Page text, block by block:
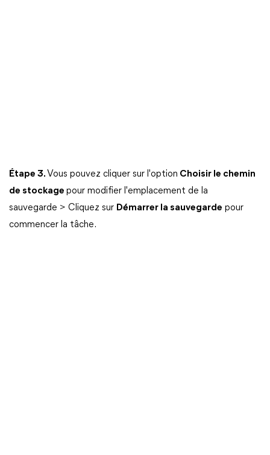
Étape 3. Vous pouvez cliquer sur l'option Choisir le chemin
de stockage pour modifier l'emplacement de la
sauvegarde > Cliquez sur Démarrer la sauvegarde pour
commencer la tâche.